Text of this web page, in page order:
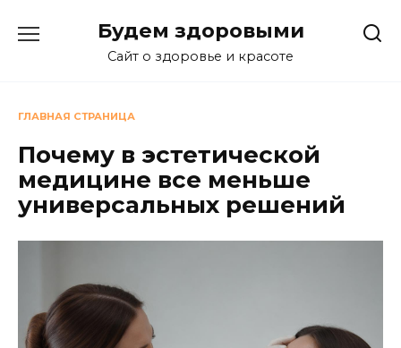
Будем здоровыми
Сайт о здоровье и красоте
ГЛАВНАЯ СТРАНИЦА
Почему в эстетической
медицине все меньше
универсальных решений